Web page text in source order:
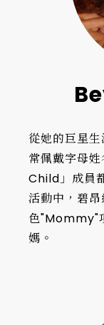
從她的巨星
常佩戴字母
Child」成員
活動中，碧
色"Mommy"
媽。